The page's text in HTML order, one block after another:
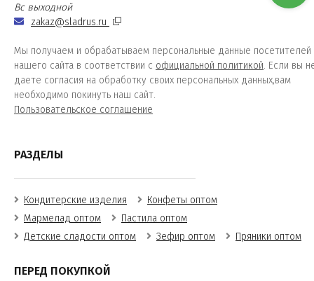
Вс выходной
zakaz@sladrus.ru
Мы получаем и обрабатываем персональные данные посетителей
нашего сайта в соответствии с официальной политикой. Если вы
даете согласия на обработку своих персональных данных,вам
необходимо покинуть наш сайт.
Пользовательское соглашение
РАЗДЕЛЫ
Кондитерские изделия
Конфеты оптом
Мармелад оптом
Пастила оптом
Детские сладости оптом
Зефир оптом Пряники оптом
ПЕРЕД ПОКУПКОЙ